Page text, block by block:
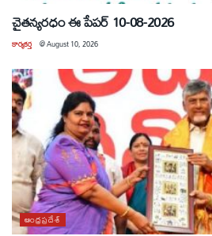
చైతన్యరధం ఈ పేపర్ 10-08-2026
కార్యకర్త @August 10, 2026
ఆంధ్రప్రదేశ్